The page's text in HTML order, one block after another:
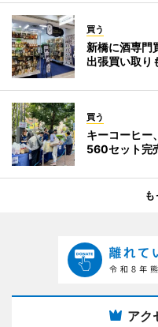
買う
新橋に酒専門
出張買い取り
買う
キーコーヒー
560セット完
も
アク